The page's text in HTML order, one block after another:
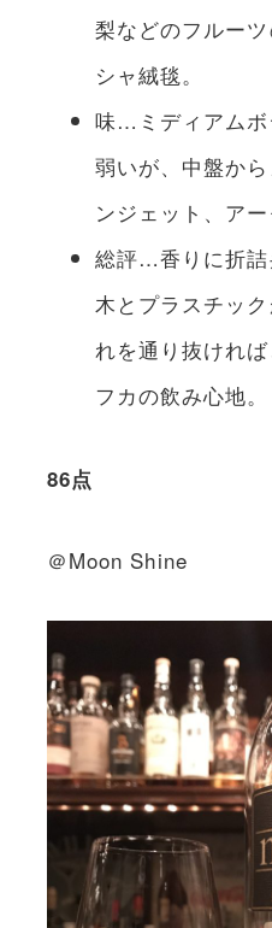
梨などのフルー
シャ絨毯。
味…ミディアムボ
弱いが、中盤か
ンジェット、アー
総評…香りに折詰
木とプラスチッ
れを通り抜けれ
フカの飲み心地。
86点
＠Moon Shine